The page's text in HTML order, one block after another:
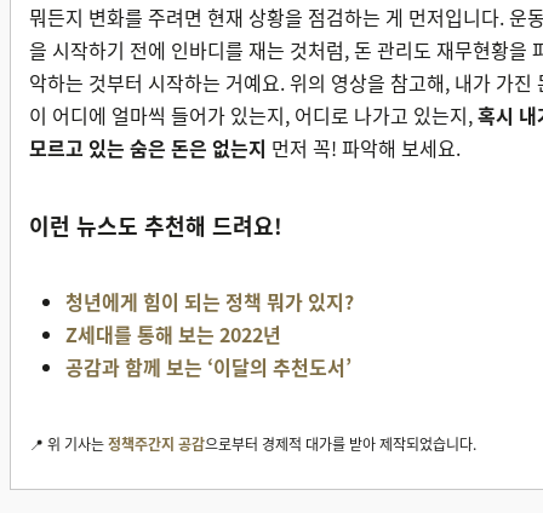
뭐든지 변화를 주려면 현재 상황을 점검하는 게 먼저입니다. 운
을 시작하기 전에 인바디를 재는 것처럼, 돈 관리도 재무현황을
악하는 것부터 시작하는 거예요. 위의 영상을 참고해, 내가 가진
이 어디에 얼마씩 들어가 있는지, 어디로 나가고 있는지,혹시 내
모르고 있는 숨은 돈은 없는지 먼저 꼭! 파악해 보세요.
이런 뉴스도 추천해 드려요!
청년에게 힘이 되는 정책 뭐가 있지?
Z세대를 통해 보는 2022년
공감과 함께 보는 ‘이달의 추천도서’
📍 위 기사는정책주간지 공감으로부터 경제적 대가를 받아 제작되었습니다.